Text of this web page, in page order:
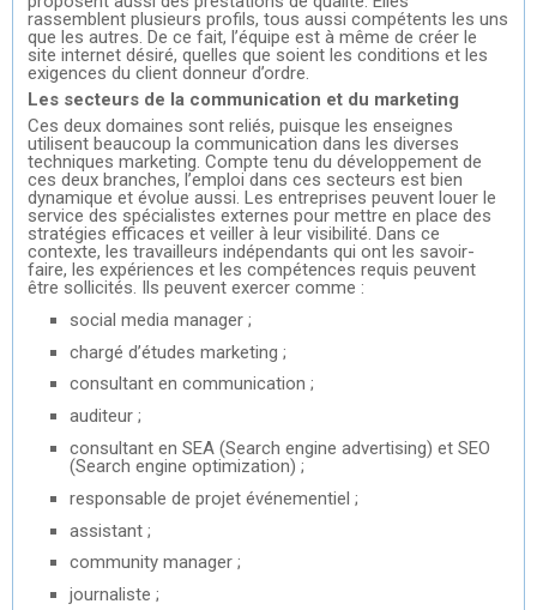
rassemblent plusieurs profils, tous aussi compétents les uns
que les autres. De ce fait, l’équipe est à même de créer le
site internet désiré, quelles que soient les conditions et les
exigences du client donneur d’ordre.
Les secteurs de la communication et du marketing
Ces deux domaines sont reliés, puisque les enseignes
utilisent beaucoup la communication dans les diverses
techniques marketing. Compte tenu du développement de
ces deux branches, l’emploi dans ces secteurs est bien
dynamique et évolue aussi. Les entreprises peuvent louer le
service des spécialistes externes pour mettre en place des
stratégies efficaces et veiller à leur visibilité. Dans ce
contexte, les travailleurs indépendants qui ont les savoir-
faire, les expériences et les compétences requis peuvent
être sollicités. Ils peuvent exercer comme :
social media manager ;
chargé d’études marketing ;
consultant en communication ;
auditeur ;
consultant en SEA (Search engine advertising) et SEO
(Search engine optimization) ;
responsable de projet événementiel ;
assistant ;
community manager ;
journaliste ;